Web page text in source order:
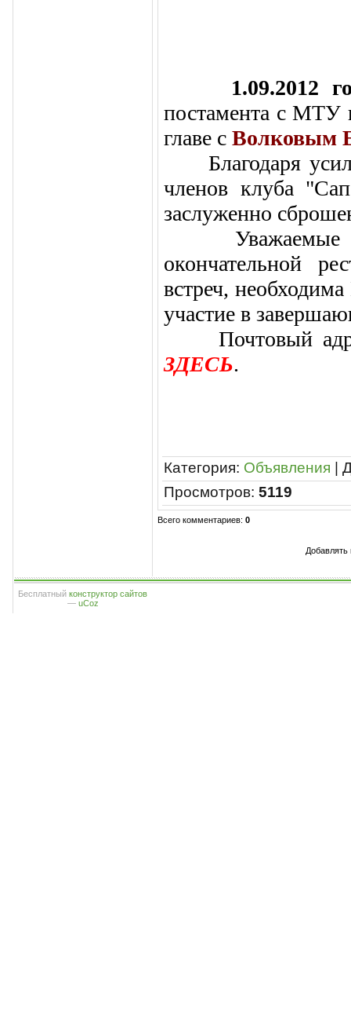
1.09.2012
постамента сМТУ
главе с Волковым
Благодаря
членов клуба
заслуженно
Уважаемые
окончательной
встреч,
участие в
Почтовый адрес
ЗДЕСЬ.
Категория: Объявления |
Просмотров: 5119
Всего комментариев: 0
Добавлять
Бесплатный конструктор сайтов
— uCoz